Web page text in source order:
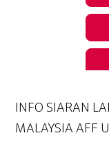
INFO SIARAN
MALAYSIA AFF